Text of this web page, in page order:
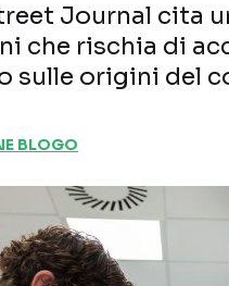
Journal cita
che rischia di
sulle origini del
BLOGO